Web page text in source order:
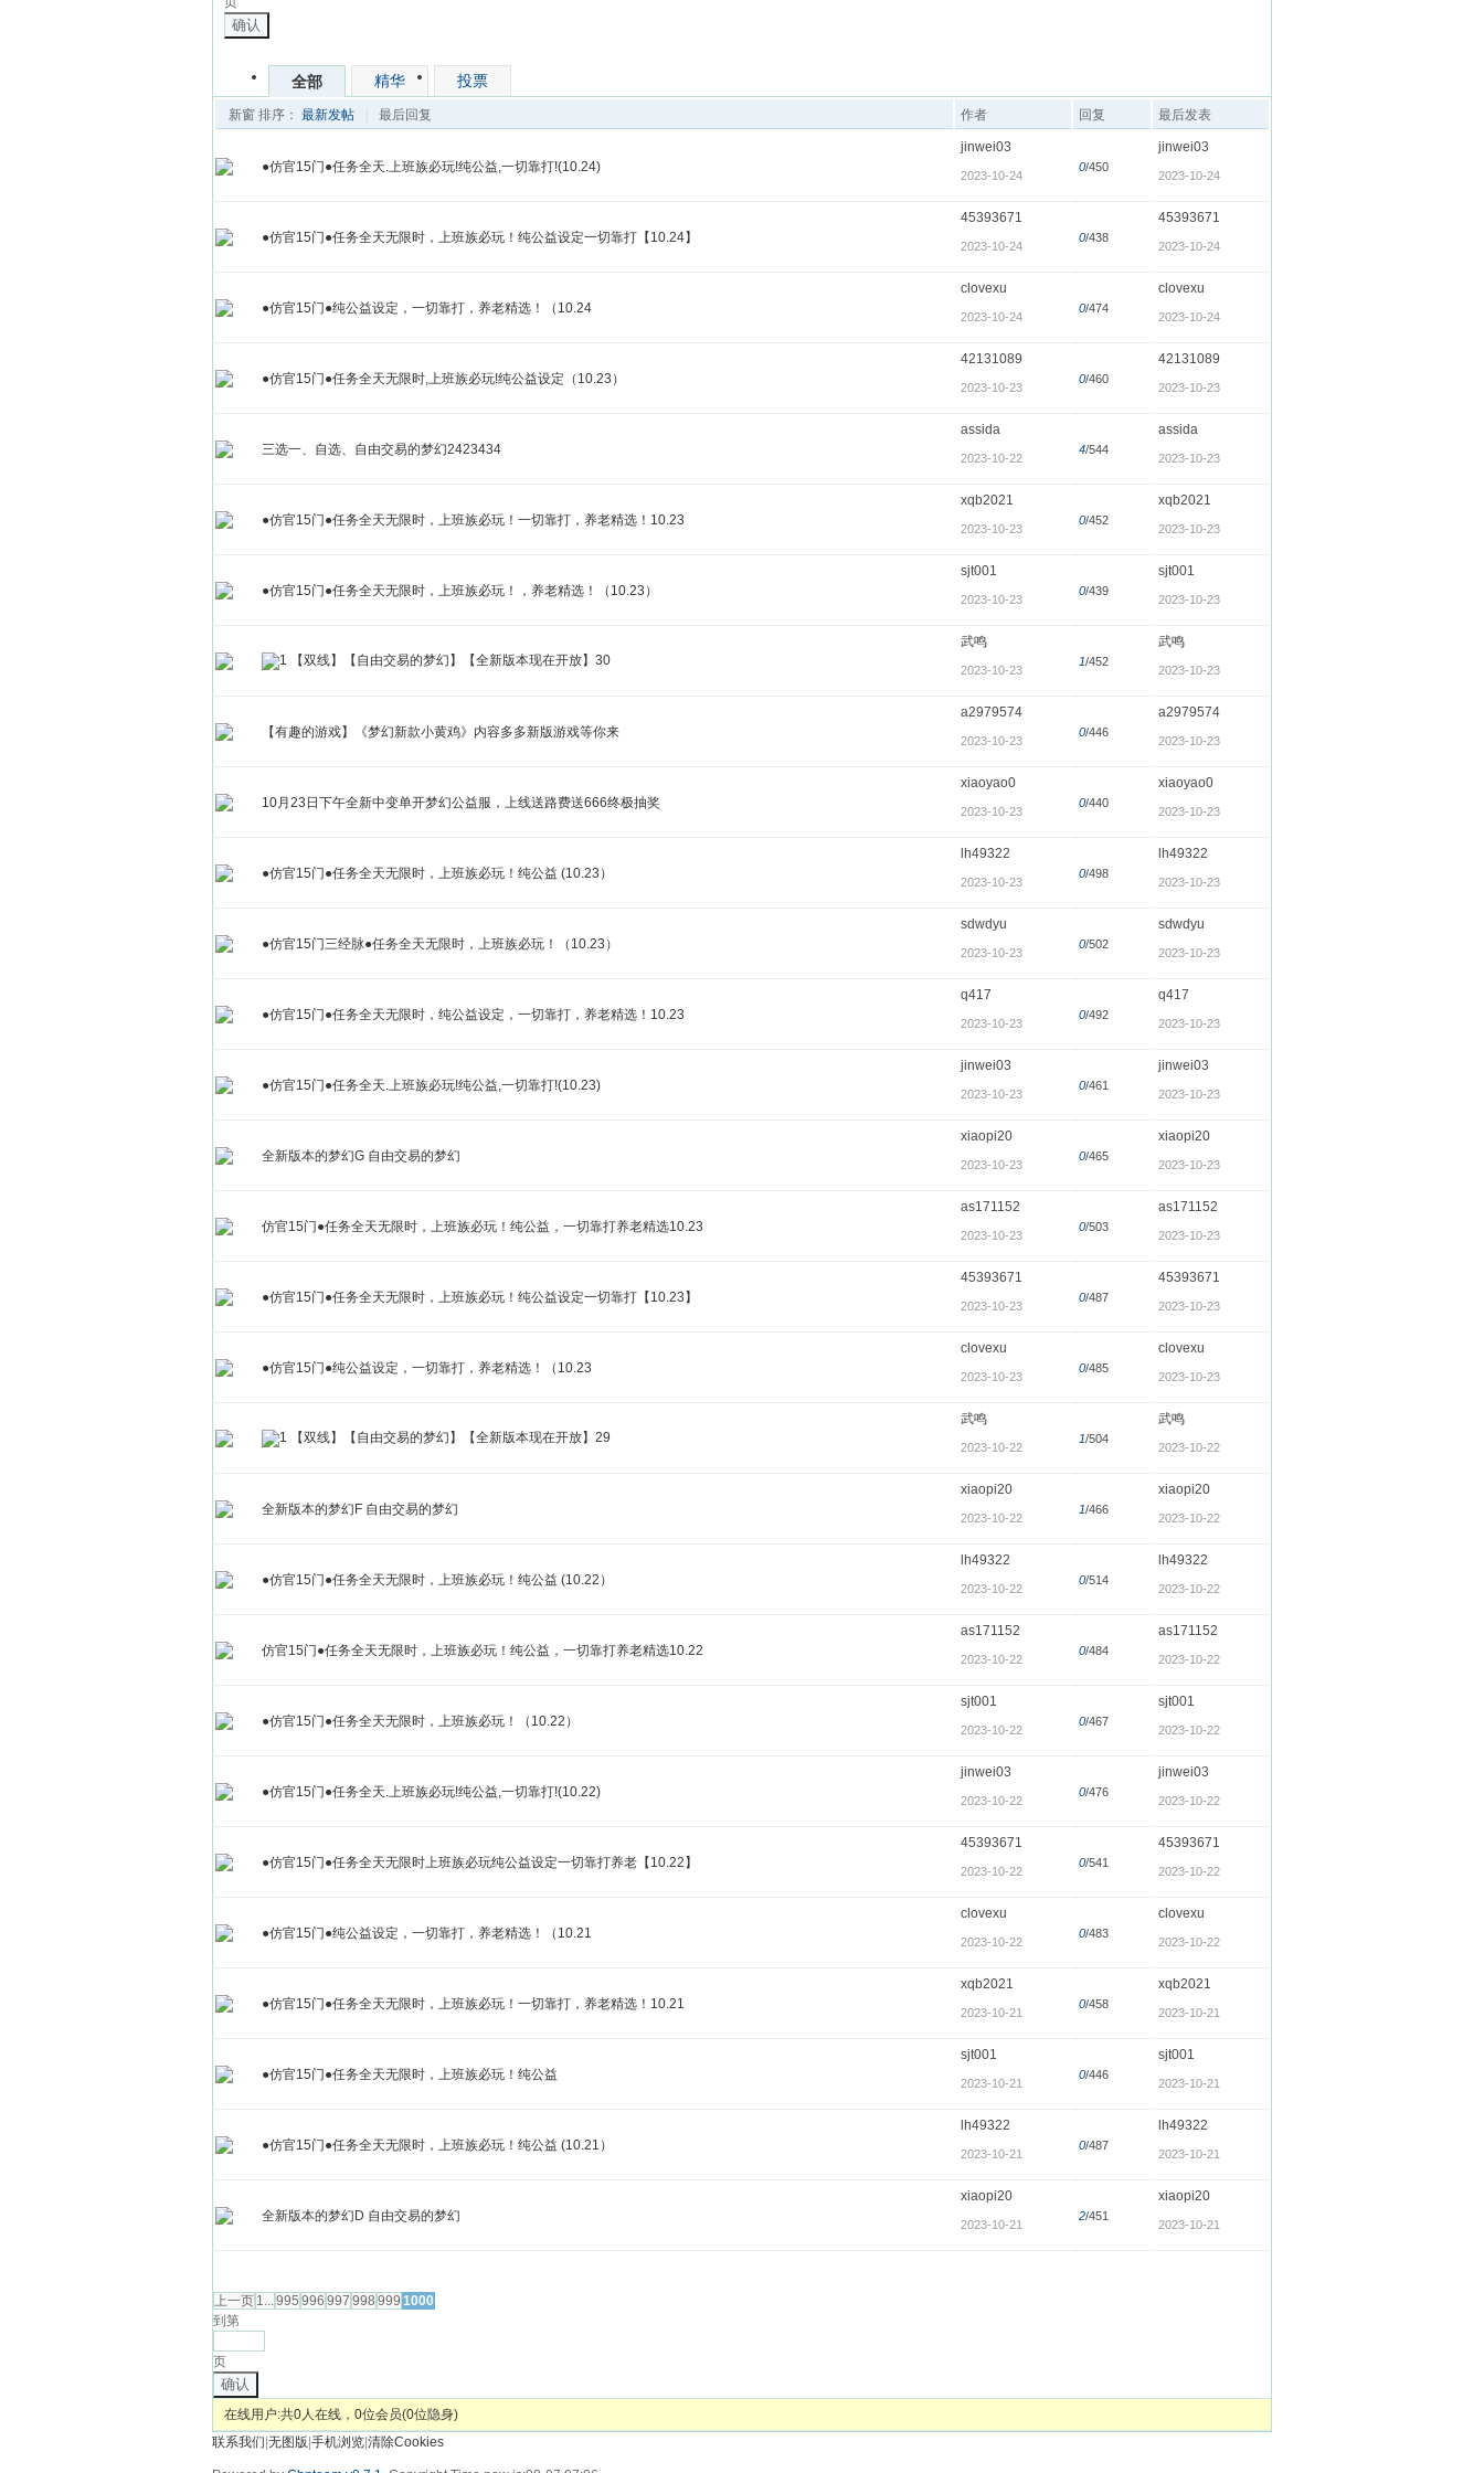
确认
全部 精华 投票
新窗 排序： 最新发帖 最后回复 作者 回复 最后发表
●仿官15门●任务全天.上班族必玩!纯公益,一切靠打!(10.24)
jinwei03
2023-10-24
0/450
jinwei03
2023-10-24
●仿官15门●任务全天无限时，上班族必玩！纯公益设定一切靠打【10.24】
45393671
2023-10-24
0/438
45393671
2023-10-24
●仿官15门●纯公益设定，一切靠打，养老精选！（10.24
clovexu
2023-10-24
0/474
clovexu
2023-10-24
●仿官15门●任务全天无限时,上班族必玩!纯公益设定（10.23）
42131089
2023-10-23
0/460
42131089
2023-10-23
三选一、自选、自由交易的梦幻2423434
assida
2023-10-22
4/544
assida
2023-10-23
●仿官15门●任务全天无限时，上班族必玩！一切靠打，养老精选！10.23
xqb2021
2023-10-23
0/452
xqb2021
2023-10-23
●仿官15门●任务全天无限时，上班族必玩！，养老精选！（10.23）
sjt001
2023-10-23
0/439
sjt001
2023-10-23
【双线】【自由交易的梦幻】【全新版本现在开放】30
武鸣
2023-10-23
1/452
武鸣
2023-10-23
【有趣的游戏】《梦幻新款小黄鸡》内容多多新版游戏等你来
a2979574
2023-10-23
0/446
a2979574
2023-10-23
10月23日下午全新中变单开梦幻公益服，上线送路费送666终极抽奖
xiaoyao0
2023-10-23
0/440
xiaoyao0
2023-10-23
●仿官15门●任务全天无限时，上班族必玩！纯公益 (10.23）
lh49322
2023-10-23
0/498
lh49322
2023-10-23
●仿官15门三经脉●任务全天无限时，上班族必玩！（10.23）
sdwdyu
2023-10-23
0/502
sdwdyu
2023-10-23
●仿官15门●任务全天无限时，纯公益设定，一切靠打，养老精选！10.23
q417
2023-10-23
0/492
q417
2023-10-23
●仿官15门●任务全天.上班族必玩!纯公益,一切靠打!(10.23)
jinwei03
2023-10-23
0/461
jinwei03
2023-10-23
全新版本的梦幻G 自由交易的梦幻
xiaopi20
2023-10-23
0/465
xiaopi20
2023-10-23
仿官15门●任务全天无限时，上班族必玩！纯公益，一切靠打养老精选10.23
as171152
2023-10-23
0/503
as171152
2023-10-23
●仿官15门●任务全天无限时，上班族必玩！纯公益设定一切靠打【10.23】
45393671
2023-10-23
0/487
45393671
2023-10-23
●仿官15门●纯公益设定，一切靠打，养老精选！（10.23
clovexu
2023-10-23
0/485
clovexu
2023-10-23
【双线】【自由交易的梦幻】【全新版本现在开放】29
武鸣
2023-10-22
1/504
武鸣
2023-10-22
全新版本的梦幻F 自由交易的梦幻
xiaopi20
2023-10-22
1/466
xiaopi20
2023-10-22
●仿官15门●任务全天无限时，上班族必玩！纯公益 (10.22）
lh49322
2023-10-22
0/514
lh49322
2023-10-22
仿官15门●任务全天无限时，上班族必玩！纯公益，一切靠打养老精选10.22
as171152
2023-10-22
0/484
as171152
2023-10-22
●仿官15门●任务全天无限时，上班族必玩！（10.22）
sjt001
2023-10-22
0/467
sjt001
2023-10-22
●仿官15门●任务全天.上班族必玩!纯公益,一切靠打!(10.22)
jinwei03
2023-10-22
0/476
jinwei03
2023-10-22
●仿官15门●任务全天无限时上班族必玩纯公益设定一切靠打养老【10.22】
45393671
2023-10-22
0/541
45393671
2023-10-22
●仿官15门●纯公益设定，一切靠打，养老精选！（10.21
clovexu
2023-10-22
0/483
clovexu
2023-10-22
●仿官15门●任务全天无限时，上班族必玩！一切靠打，养老精选！10.21
xqb2021
2023-10-21
0/458
xqb2021
2023-10-21
●仿官15门●任务全天无限时，上班族必玩！纯公益
sjt001
2023-10-21
0/446
sjt001
2023-10-21
●仿官15门●任务全天无限时，上班族必玩！纯公益 (10.21）
lh49322
2023-10-21
0/487
lh49322
2023-10-21
全新版本的梦幻D 自由交易的梦幻
xiaopi20
2023-10-21
2/451
xiaopi20
2023-10-21
上一页 1...995 996 997 998 999 1000
到第
页
确认
在线用户:共0人在线，0位会员(0位隐身)
联系我们|无图版|手机浏览|清除Cookies